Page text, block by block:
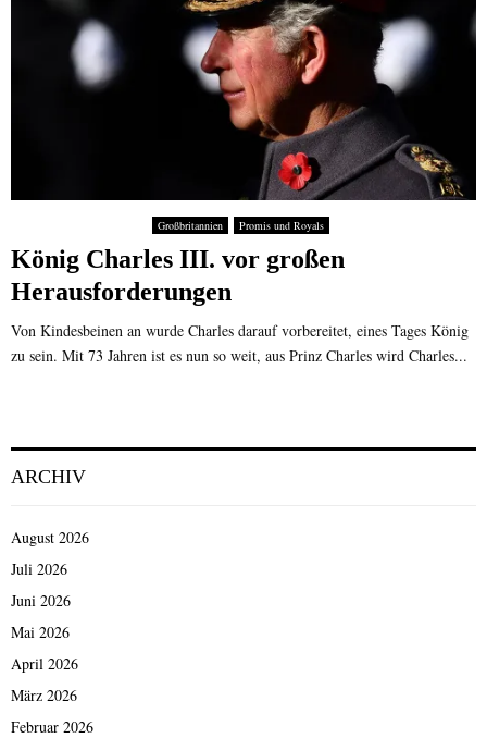
Großbritannien Promis und Royals
König Charles III. vor großen
Herausforderungen
Von Kindesbeinen an wurde Charles darauf vorbereitet, eines Tages König
zu sein. Mit 73 Jahren ist es nun so weit, aus Prinz Charles wird Charles...
ARCHIV
August 2026
Juli 2026
Juni 2026
Mai 2026
April 2026
März 2026
Februar 2026